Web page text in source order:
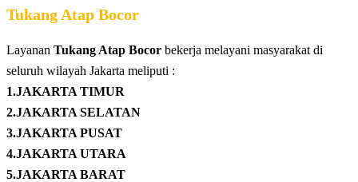
Tukang Atap Bocor
Layanan Tukang Atap Bocor bekerja melayani masyarakat di
seluruh wilayah Jakarta meliputi :
1.JAKARTA TIMUR
2.JAKARTA SELATAN
3.JAKARTA PUSAT
4.JAKARTA UTARA
5.JAKARTA BARAT